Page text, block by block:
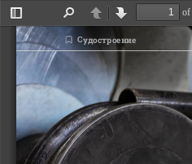
Toggle
Sidebar
PreviousNext
of
Судостроение
�x^